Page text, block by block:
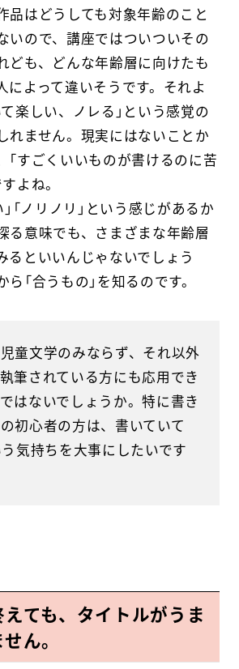
はどうしても対象年齢のこと
いので、講座ではついついその
ども、どんな年齢層に向けたも
によって違いそうです。それよ
て楽しい、ノレる」という感覚の
れません。現実にはないことか
「すごくいいものが書けるのに苦
よね。
」「ノリノリ」という感じがあるか
る意味でも、さまざまな年齢層
るといいんじゃないでしょう
「合うもの」を知るのです。
童文学のみならず、それ以外
筆されている方にも応用でき
はないでしょうか。特に書き
初心者の方は、書いていて
う気持ちを大事にしたいです
ても、タイトルがうま
ん。